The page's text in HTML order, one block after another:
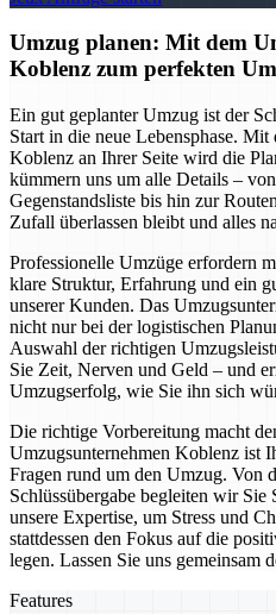
Umzug planen: Mit dem
Koblenz zum perfekten
Ein gut geplanter Umzug ist der
Start in die neue Lebensphase.
Koblenz an Ihrer Seite wird die
kümmern uns um alle Details –
Gegenstandsliste bis hin zur
Zufall überlassen bleibt und alles
Professionelle Umzüge erfordern
klare Struktur, Erfahrung und ein
unserer Kunden. Das
nicht nur bei der logistischen
Auswahl der richtigen
Sie Zeit, Nerven und Geld – und
Umzugserfolg, wie Sie ihn sich
Die richtige Vorbereitung macht
Umzugsunternehmen Koblenz ist
Fragen rund um den Umzug. Von
Schlüssübergabe begleiten wir
unsere Expertise, um Stress und
stattdessen den Fokus auf die
legen. Lassen Sie uns gemeinsam
Features